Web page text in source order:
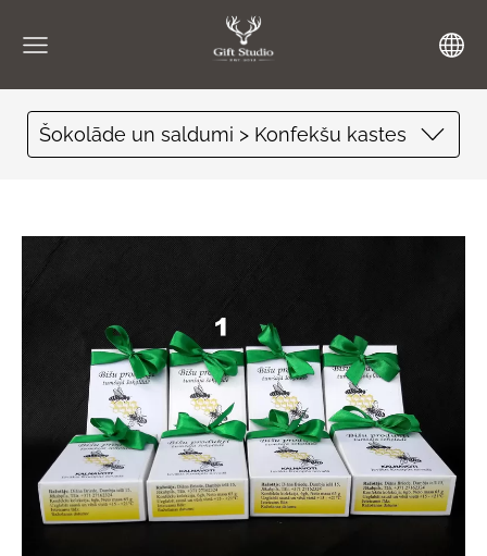
Šokolāde un saldumi > Konfekšu kastes